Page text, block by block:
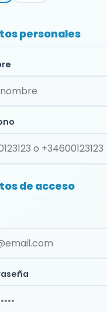
personales
de acceso